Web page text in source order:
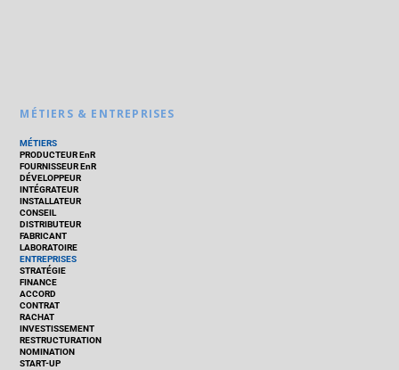
MÉTIERS & ENTREPRISES
MÉTIERS
PRODUCTEUR EnR
FOURNISSEUR EnR
DÉVELOPPEUR
INTÉGRATEUR
INSTALLATEUR
CONSEIL
DISTRIBUTEUR
FABRICANT
LABORATOIRE
ENTREPRISES
STRATÉGIE
FINANCE
ACCORD
CONTRAT
RACHAT
INVESTISSEMENT
RESTRUCTURATION
NOMINATION
START-UP